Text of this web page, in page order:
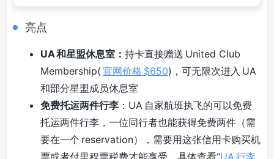
亮点
UA 和星盟休息室： 持卡直接赠送 United Club
Membership( 官网价格 $650)，可无限次进入 UA
和部分星盟成员休息室
免费托运两件行李 ：UA 自家航班执飞的可以免费
托运两件行李，一位同行者也能获得免费两件（需
要在一个 reservation），需要用这张信用卡购买机
票或者付里程票税费才能享受。具体查看“UA 行李